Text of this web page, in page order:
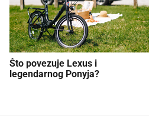
Što povezuje Lexus i
legendarnog Ponyja?